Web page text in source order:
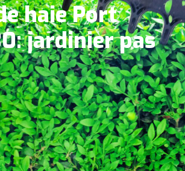
haie Port
jardinier pas